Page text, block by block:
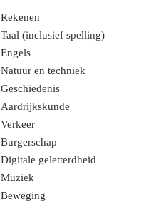
Rekenen
Taal (inclusief spelling)
Engels
Natuur en techniek
Geschiedenis
Aardrijkskunde
Verkeer
Burgerschap
Digitale geletterdheid
Muziek
Beweging